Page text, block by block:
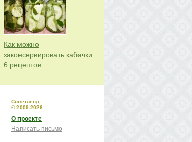
Как можно
законсервировать кабачки.
6 рецептов
Советленд
© 2009-2026
О проекте
Написать письмо